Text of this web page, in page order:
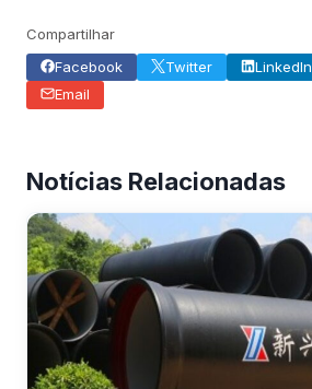
Compartilhar
Facebook
Twitter LinkedIn
Email
Notícias Relacionadas